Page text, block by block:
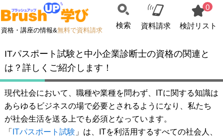
資格・講座の情報&無料で資料請求
検索 資料請求
0
検討リスト
ITパスポート試験と中小企業診断士の資格の関連と
は？詳しくご紹介します！
現代社会において、職種や業種を問わず、ITに関する知識は
あらゆるビジネスの場で必要とされるようになり、私たち
が社会生活を送る上でも必須となっています。
「 ITパスポート試験 」は、ITを利活用するすべての社会人、